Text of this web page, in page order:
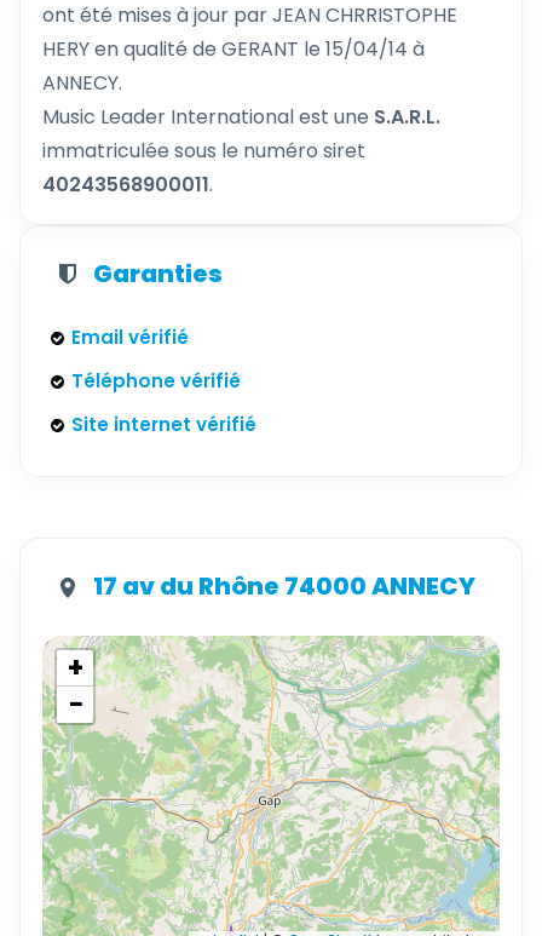
ont été mises à jour par JEAN CHRRISTOPHE
HERY en qualité de GERANT le 15/04/14 à
ANNECY.
Music Leader International est une S.A.R.L.
immatriculée sous le numéro siret
40243568900011.
Garanties
Email vérifié
Téléphone vérifié
Site internet vérifié
17 av du Rhône 74000 ANNECY
+
−